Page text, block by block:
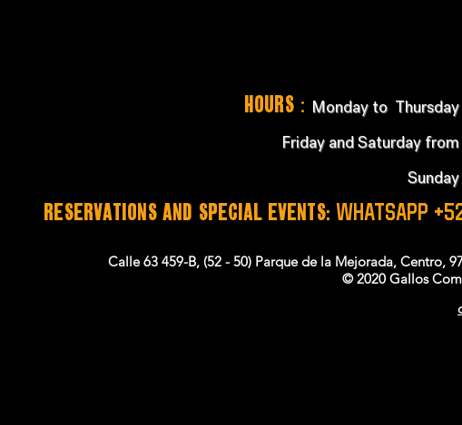
Hours : Monday to
Friday and Saturday
RESERVATIONS and SPECIAL EVENTS: WHATSAPP
Calle 63 459-B, (52 - 50) Parque de la Mejorada, Centro,
© 2020 Gallos